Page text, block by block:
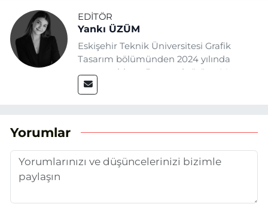
EDITÖR
Yankı ÜZÜM
Eskişehir Teknik Üniversitesi Grafik
Tasarım bölümünden 2024 yılında
mezun oldum. Basın sektörüne Mayıs
2025’te Eskişehir Haber Ajansı ile adım
aktarmayı hedefliyorum.
Yorumlar